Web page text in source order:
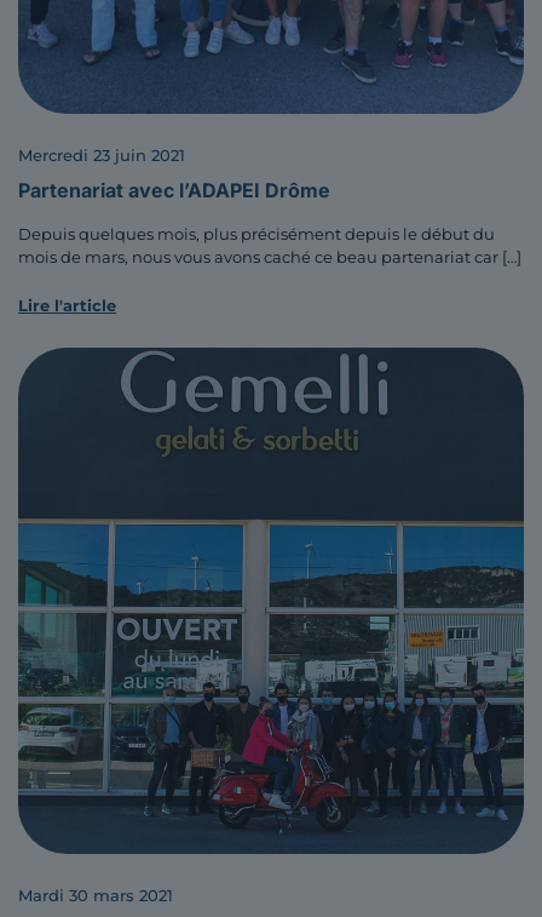
mercredi 23 juin 2021
Partenariat avec l’ADAPEI Drôme
Depuis quelques mois, plus précisément depuis le début du
mois de mars, nous vous avons caché ce beau partenariat car […]
Lire l'article
mardi 30 mars 2021